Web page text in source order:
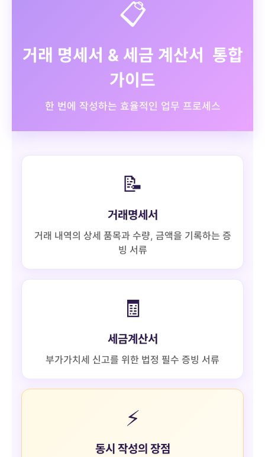
📋
거래 명세서 & 세금 계산서 통합
가이드
한 번에 작성하는 효율적인 업무 프로세스
📝
거래명세서
거래 내역의 상세 품목과 수량, 금액을 기록하는 증
빙 서류
🧾
세금계산서
부가가치세 신고를 위한 법정 필수 증빙 서류
⚡
동시 작성의 장점